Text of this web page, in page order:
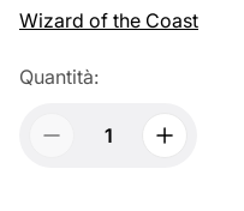
Wizard of the Coast
Quantità: